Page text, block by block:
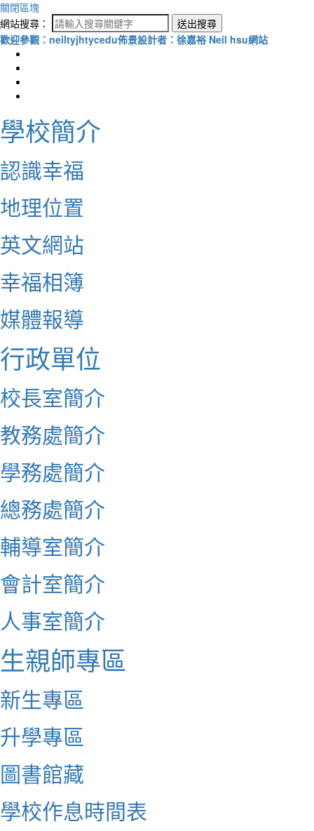
關閉區塊
網站搜尋：
送出搜尋
歡迎參觀：neiltyjhtycedu佈景設計者：徐嘉裕 Neil hsu網站
學校簡介
認識幸福
地理位置
英文網站
幸福相簿
媒體報導
行政單位
校長室簡介
教務處簡介
學務處簡介
總務處簡介
輔導室簡介
會計室簡介
人事室簡介
生親師專區
新生專區
升學專區
圖書館藏
學校作息時間表